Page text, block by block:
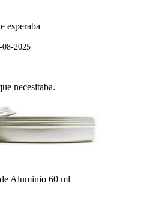
esperaba
08-2025
necesitaba.
Aluminio 60 ml